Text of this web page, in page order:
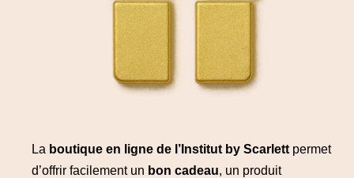
La boutique en ligne de l’Institut by Scarlett permet
d’offrir facilement un bon cadeau, un produit